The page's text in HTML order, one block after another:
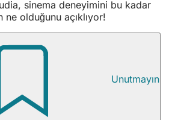
sinema deneyimini bu kadar
ne olduğunu açıklıyor!
Unutmayın